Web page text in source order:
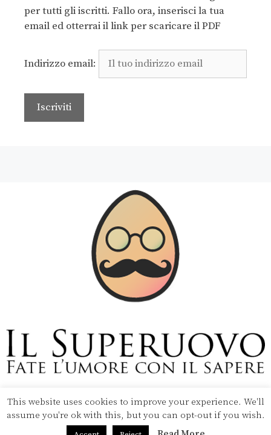
per tutti gli iscritti. Fallo ora, inserisci la tua
email ed otterrai il link per scaricare il PDF
Indirizzo email:
Copyright © 2020 Il Superuovo — Powered by Pipool
SRL